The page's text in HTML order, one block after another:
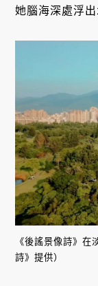
她腦海深處浮出
《後謠景像詩》
詩》提供）